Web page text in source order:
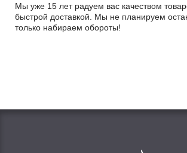
Мы уже 15 лет радуем вас качеством
быстрой доставкой. Мы не планируем
только набираем обороты!